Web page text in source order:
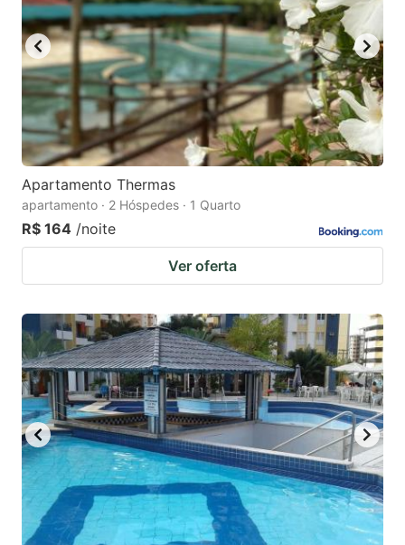
Apartamento Thermas
apartamento · 2 Hóspedes · 1 Quarto
R$ 164 /noite
Ver oferta